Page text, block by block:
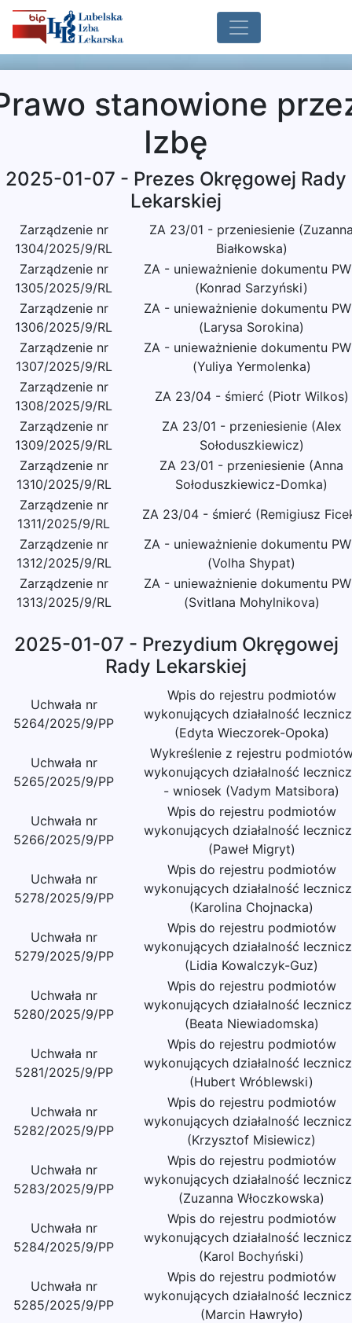
stanowione
Izbę
2025-01-07 - Prezes Okręgowej Rady
Lekarskiej
Zarządzenie nr
1304/2025/9/RL
ZA 23/01 - przeniesienie
Białkowska)
Zarządzenie nr
1305/2025/9/RL
ZA - unieważnienie dokumentu
(Konrad Sarzyński)
Zarządzenie nr
1306/2025/9/RL
ZA - unieważnienie dokumentu
(Larysa Sorokina)
Zarządzenie nr
1307/2025/9/RL
ZA - unieważnienie dokumentu
(Yuliya Yermolenka)
Zarządzenie nr
1308/2025/9/RL
ZA 23/04 - śmierć (Piotr Wilkos)
Zarządzenie nr
1309/2025/9/RL
ZA 23/01 - przeniesienie (Alex
Sołoduszkiewicz)
Zarządzenie nr
1310/2025/9/RL
ZA 23/01 - przeniesienie (Anna
Sołoduszkiewicz-Domka)
Zarządzenie nr
1311/2025/9/RL
ZA 23/04 - śmierć (Remigiusz
Zarządzenie nr
1312/2025/9/RL
ZA - unieważnienie dokumentu
(Volha Shypat)
Zarządzenie nr
1313/2025/9/RL
ZA - unieważnienie dokumentu
(Svitlana Mohylnikova)
2025-01-07 - Prezydium Okręgowej
Rady Lekarskiej
Uchwała nr
5264/2025/9/PP
Wpis do rejestru podmiotów
wykonujących działalność
(Edyta Wieczorek-Opoka)
Uchwała nr
5265/2025/9/PP
Wykreślenie z rejestru
wykonujących działalność
- wniosek (Vadym Matsibora)
Uchwała nr
5266/2025/9/PP
Wpis do rejestru podmiotów
wykonujących działalność
(Paweł Migryt)
Uchwała nr
5278/2025/9/PP
Wpis do rejestru podmiotów
wykonujących działalność
(Karolina Chojnacka)
Uchwała nr
5279/2025/9/PP
Wpis do rejestru podmiotów
wykonujących działalność
(Lidia Kowalczyk-Guz)
Uchwała nr
5280/2025/9/PP
Wpis do rejestru podmiotów
wykonujących działalność
(Beata Niewiadomska)
Uchwała nr
5281/2025/9/PP
Wpis do rejestru podmiotów
wykonujących działalność
(Hubert Wróblewski)
Uchwała nr
5282/2025/9/PP
Wpis do rejestru podmiotów
wykonujących działalność
(Krzysztof Misiewicz)
Uchwała nr
5283/2025/9/PP
Wpis do rejestru podmiotów
wykonujących działalność
(Zuzanna Włoczkowska)
Uchwała nr
5284/2025/9/PP
Wpis do rejestru podmiotów
wykonujących działalność
(Karol Bochyński)
Uchwała nr
5285/2025/9/PP
Wpis do rejestru podmiotów
wykonujących działalność
(Marcin Hawryło)